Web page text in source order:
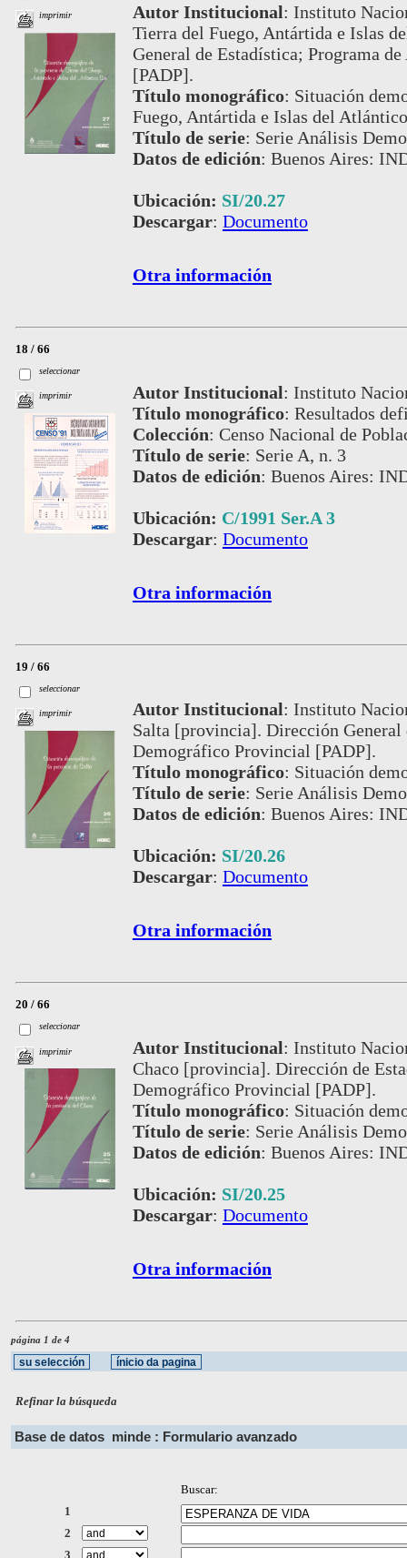
imprimir Autor Institucional: Instituto
Tierra del Fuego, Antártida e Islas
General de Estadística; Programa
[PADP].
Título monográfico: Situación
Fuego, Antártida e Islas del
Título de serie: Serie Análisis
Datos de edición: Buenos Aires:
Ubicación: SI/20.27
Descargar: Documento
Otra información
18 / 66
seleccionar
imprimir Autor Institucional: Instituto
Título monográfico: Resultados
Colección: Censo Nacional de
Título de serie: Serie A, n. 3
Datos de edición: Buenos Aires:
Ubicación: C/1991 Ser.A 3
Descargar: Documento
Otra información
19 / 66
seleccionar
imprimir Autor Institucional: Instituto
Salta [provincia]. Dirección
Demográfico Provincial [PADP].
Título monográfico: Situación
Título de serie: Serie Análisis
Datos de edición: Buenos Aires:
Ubicación: SI/20.26
Descargar: Documento
Otra información
20 / 66
seleccionar
imprimir Autor Institucional: Instituto
Chaco [provincia]. Dirección de
Demográfico Provincial [PADP].
Título monográfico: Situación
Título de serie: Serie Análisis
Datos de edición: Buenos Aires:
Ubicación: SI/20.25
Descargar: Documento
Otra información
página 1 de 4
Refinar la búsqueda
Base de datos minde : Formulario avanzado
Buscar:
1
2
3